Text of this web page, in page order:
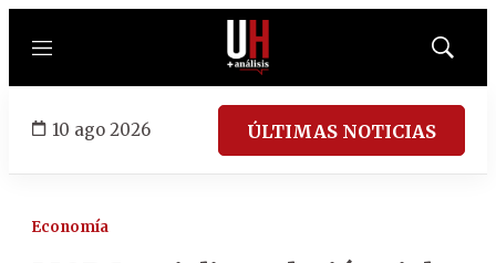
Menú
Mostrar
10 ago 2026 ÚLTIMAS NOTICIAS
Economía